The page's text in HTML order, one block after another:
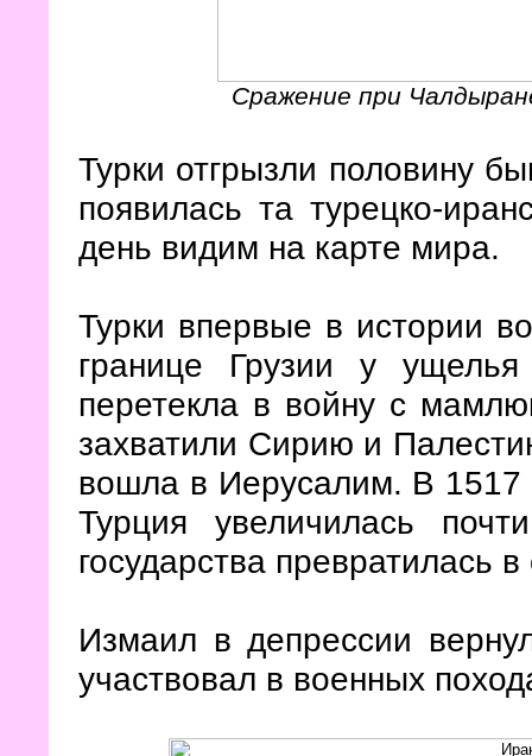
Сражение при
Турки отгрызли половину
появилась та турецко-
день видим на карте мира.
Турки впервые в истории
границе Грузии у
перетекла в войну с
захватили Сирию и
вошла в Иерусалим. В 1517
Турция увеличилась
государства превратилась
Измаил в депрессии
участвовал в военных